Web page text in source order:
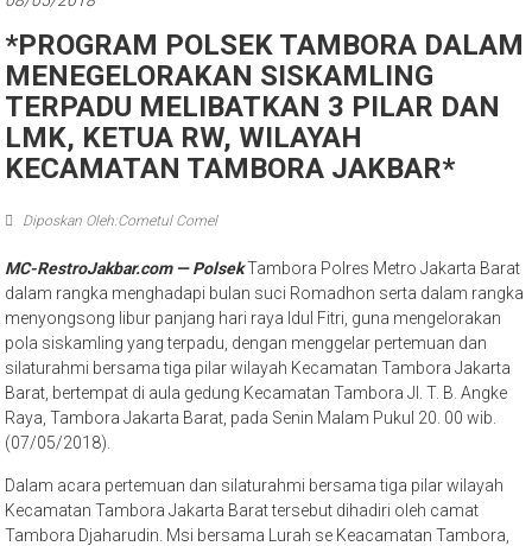
*PROGRAM POLSEK TAMBORA DALAM
MENEGELORAKAN SISKAMLING
TERPADU MELIBATKAN 3 PILAR DAN
LMK, KETUA RW, WILAYAH
KECAMATAN TAMBORA JAKBAR*
Diposkan Oleh:Cometul Comel
MC-RestroJakbar.com — PolsekTambora Polres Metro Jakarta Barat
dalam rangka menghadapi bulan suci Romadhon serta dalam rangka
menyongsong libur panjang hari raya Idul Fitri, guna mengelorakan
pola siskamling yang terpadu, dengan menggelar pertemuan dan
silaturahmi bersama tiga pilar wilayah Kecamatan Tambora Jakarta
Barat, bertempat di aula gedung Kecamatan Tambora Jl. T. B. Angke
Raya, Tambora Jakarta Barat, pada Senin Malam Pukul 20. 00 wib.
(07/05/2018).
Dalam acara pertemuan dan silaturahmi bersama tiga pilar wilayah
Kecamatan Tambora Jakarta Barat tersebut dihadiri oleh camat
Tambora Djaharudin. Msi bersama Lurah se Keacamatan Tambora,